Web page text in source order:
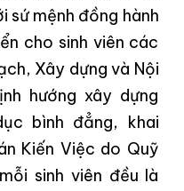
sứ mệnh đồng hành
cho sinh viên các
Xây dựng và Nội
hướng xây dựng
bình đẳng, khai
Kiến Việc do Quỹ
sinh viên đều là